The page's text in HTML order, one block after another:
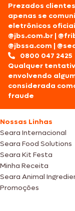
Prezados
apenas se
eletrônicos
@jbs.com.br |
@jbssa.com |
0800 047 2425
Qualquer
envolvendo
considerada
fraude
Nossas Linhas
Seara Internacional
Seara Food Solutions
Seara Kit Festa
Minha Receita
Seara Animal
Promoções